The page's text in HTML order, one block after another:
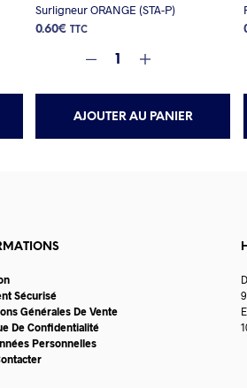
Surligneur ORANGE (STA-P)
0.60€ TTC
AJOUTER AU PANIER
Sécurisé
Générales De Vente
De Confidentialité
Personnelles